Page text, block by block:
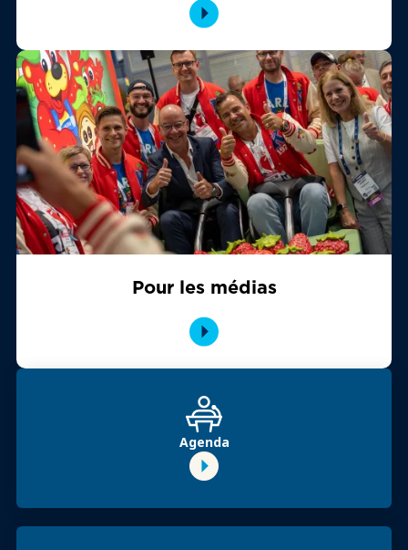
Pour les médias
Agenda